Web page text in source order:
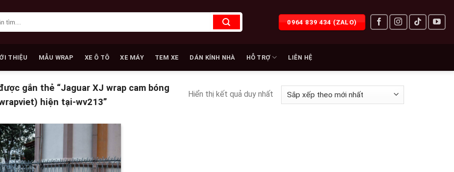
0964 839 434 (ZALO)
THIỆU MẪU WRAP XE Ô TÔ XE MÁY TEM XE DÁN KÍNH NHÀ HỖ TRỢ LIÊN HỆ
gắn thẻ “Jaguar XJ wrap cam bóng
hiện tại-wv213”
Hiển thị kết quả duy nhất